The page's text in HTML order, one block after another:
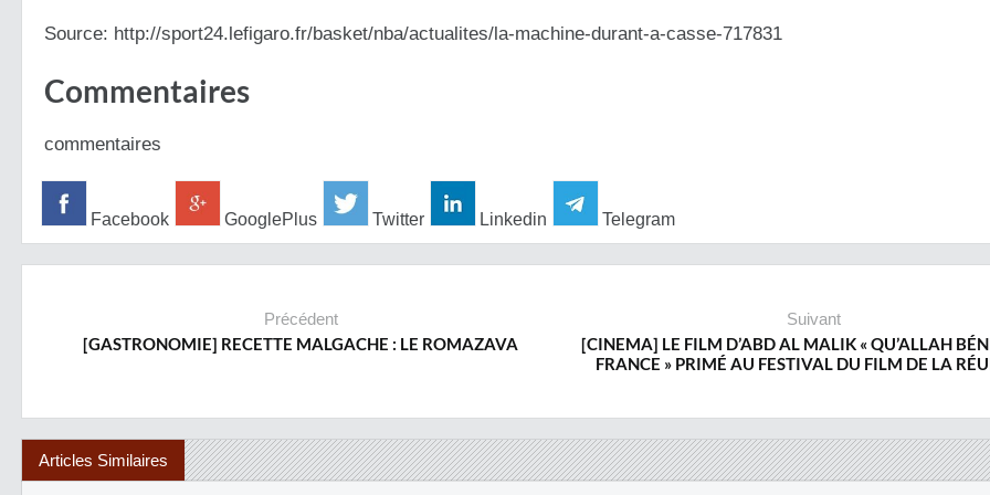
Source: http://sport24.lefigaro.fr/basket/nba/actualites/la-machine-durant-a-casse-717831
Commentaires
commentaires
Facebook GooglePlus Twitter Linkedin Telegram
Précédent
[GASTRONOMIE] RECETTE MALGACHE : LE ROMAZAVA
Suivant
[CINEMA] LE FILM D’ABD AL MALIK « QU’ALLAH
FRANCE » PRIMÉ AU FESTIVAL DU FILM DE LA
Articles Similaires